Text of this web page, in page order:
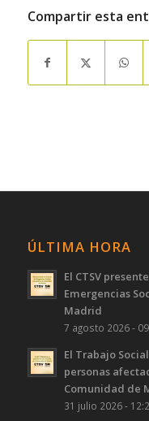
Compartir esta
ÚLTIMA HORA
El CTSV
Emergencias
Madrid
7 agosto 2026 -
El Trabajo
personas
Comunidad de
31 julio 2026 -